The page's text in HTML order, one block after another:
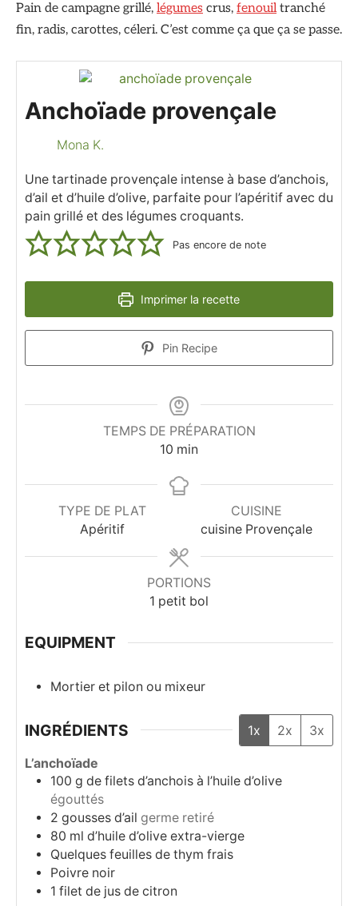
Pain de campagne grillé, légumes crus, fenouiltranché
fin, radis, carottes, céleri. C’est comme ça que ça se passe.
Anchoïade provençale
Mona K.
Une tartinade provençale intense à base d’anchois,
d’ail et d’huile d’olive, parfaite pour l’apéritif avec du
pain grillé et des légumes croquants.
Pas encore de note
Imprimer la recette
Pin Recipe
TEMPS DE PRÉPARATION
10 minutes
min
TYPE DE PLAT
Apéritif
CUISINE
cuisine Provençale
PORTIONS
1 petit bol
EQUIPMENT
Mortier et pilon ou mixeur
INGRÉDIENTS 1x 2x 3x
L’anchoïade
100 g de filets d’anchois à l’huile d’olive
égouttés
2 gousses d’ail germe retiré
80 ml d’huile d’olive extra-vierge
Quelques feuilles de thym frais
Poivre noir
1 filet de jus de citron